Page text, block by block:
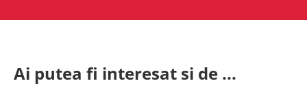
Ai putea fi interesat si de ...